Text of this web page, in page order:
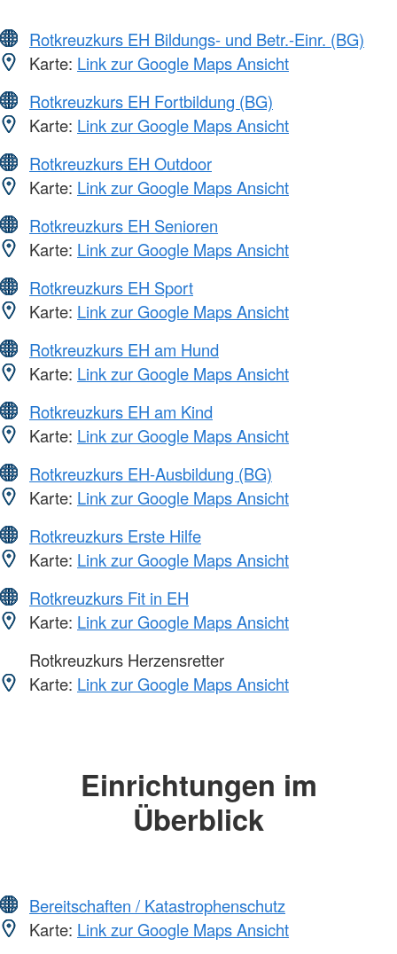
Rotkreuzkurs EH Bildungs- und Betr.-Einr. (BG)
Karte: Link zur Google Maps Ansicht
Rotkreuzkurs EH Fortbildung (BG)
Karte: Link zur Google Maps Ansicht
Rotkreuzkurs EH Outdoor
Karte: Link zur Google Maps Ansicht
Rotkreuzkurs EH Senioren
Karte: Link zur Google Maps Ansicht
Rotkreuzkurs EH Sport
Karte: Link zur Google Maps Ansicht
Rotkreuzkurs EH am Hund
Karte: Link zur Google Maps Ansicht
Rotkreuzkurs EH am Kind
Karte: Link zur Google Maps Ansicht
Rotkreuzkurs EH-Ausbildung (BG)
Karte: Link zur Google Maps Ansicht
Rotkreuzkurs Erste Hilfe
Karte: Link zur Google Maps Ansicht
Rotkreuzkurs Fit in EH
Karte: Link zur Google Maps Ansicht
Rotkreuzkurs Herzensretter
Karte: Link zur Google Maps Ansicht
Einrichtungen im
Überblick
Bereitschaften / Katastrophenschutz
Karte: Link zur Google Maps Ansicht